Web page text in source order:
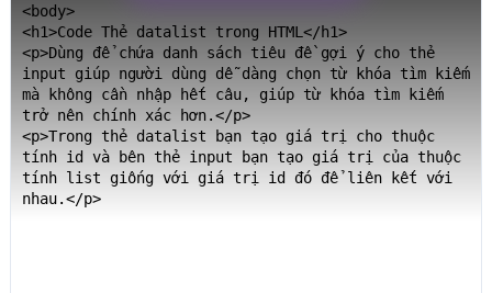
<body>
<h1>Code Thẻ datalist trong HTML</h1>
<p>Dùng để chứa danh sách tiêu đề gợi ý cho thẻ
input giúp người dùng dễ dàng chọn từ khóa tìm kiếm
mà không cần nhập hết câu, giúp từ khóa tìm kiếm
trở nên chính xác hơn.</p>
<p>Trong thẻ datalist bạn tạo giá trị cho thuộc
tính id và bên thẻ input bạn tạo giá trị của thuộc
tính list giống với giá trị id đó để liên kết với
nhau.</p>